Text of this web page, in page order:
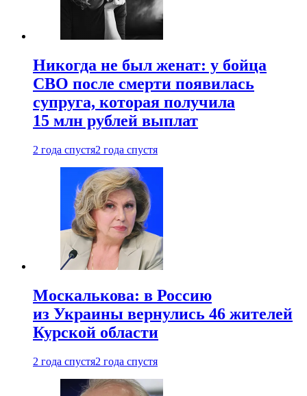
Никогда не был женат: у бойца
СВО после смерти появилась
супруга, которая получила
15 млн рублей выплат
2 года спустя2 года спустя
Москалькова: в Россию
из Украины вернулись 46 жителей
Курской области
2 года спустя2 года спустя